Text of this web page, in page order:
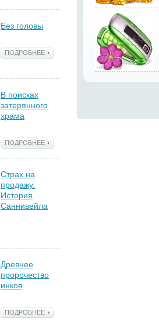
Без головы
ПОДРОБНЕЕ
В поисках
затерянного
храма
ПОДРОБНЕЕ
Страх на
продажу.
История
Саннивейла
Древнее
пророчество
инков
ПОДРОБНЕЕ